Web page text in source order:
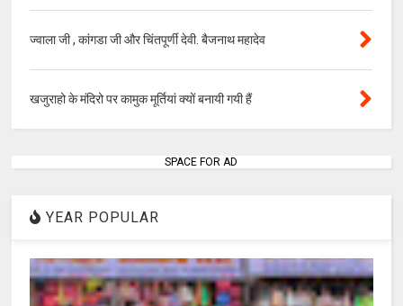
ज्वाला जी , कांगडा जी और चिंतपूर्णी देवी. बैजनाथ महादेव
खजुराहो के मंदिरो पर कामुक मूर्तियां क्यों बनायी गयी हैं
SPACE FOR AD
YEAR POPULAR